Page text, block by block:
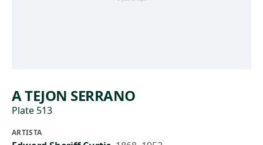
A TEJON SERRANO
Plate 513
ARTISTA